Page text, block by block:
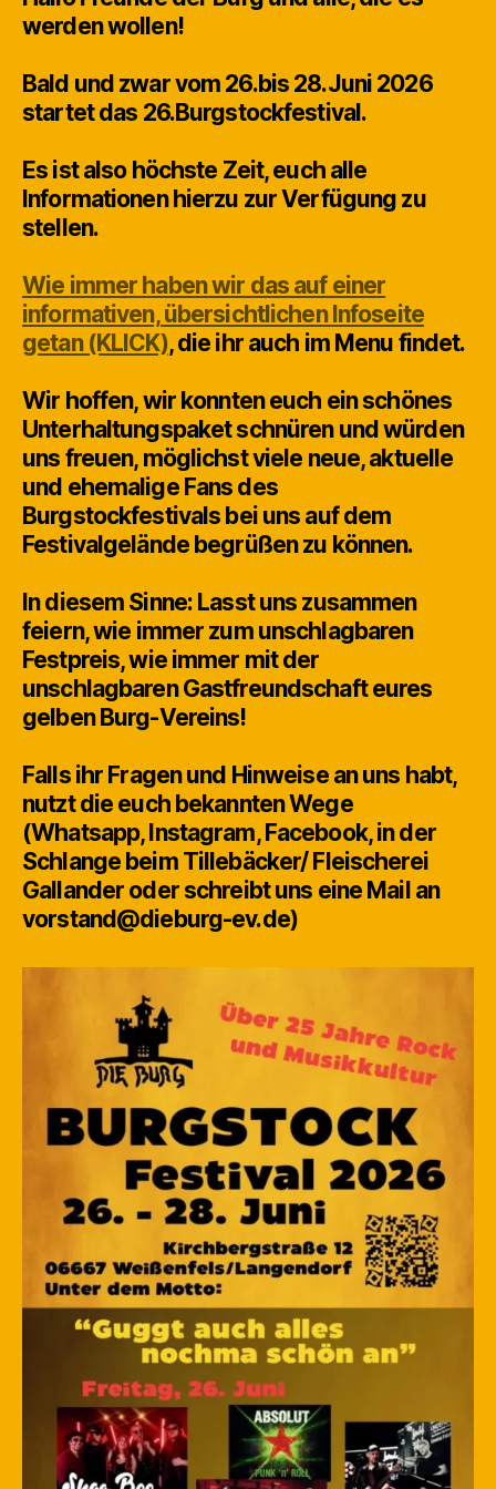
werden wollen!
Bald und zwar vom 26.bis 28.Juni 2026
startet das 26.Burgstockfestival.
Es ist also höchste Zeit, euch alle
Informationen hierzu zur Verfügung zu
stellen.
Wie immer haben wir das auf einer
informativen, übersichtlichen Infoseite
getan (KLICK), die ihr auch im Menu findet.
Wir hoffen, wir konnten euch ein schönes
Unterhaltungspaket schnüren und würden
uns freuen, möglichst viele neue, aktuelle
und ehemalige Fans des
Burgstockfestivals bei uns auf dem
Festivalgelände begrüßen zu können.
In diesem Sinne: Lasst uns zusammen
feiern, wie immer zum unschlagbaren
Festpreis, wie immer mit der
unschlagbaren Gastfreundschaft eures
gelben Burg-Vereins!
Falls ihr Fragen und Hinweise an uns habt,
nutzt die euch bekannten Wege
(Whatsapp, Instagram, Facebook, in der
Schlange beim Tillebäcker/ Fleischerei
Gallander oder schreibt uns eine Mail an
vorstand@dieburg-ev.de)